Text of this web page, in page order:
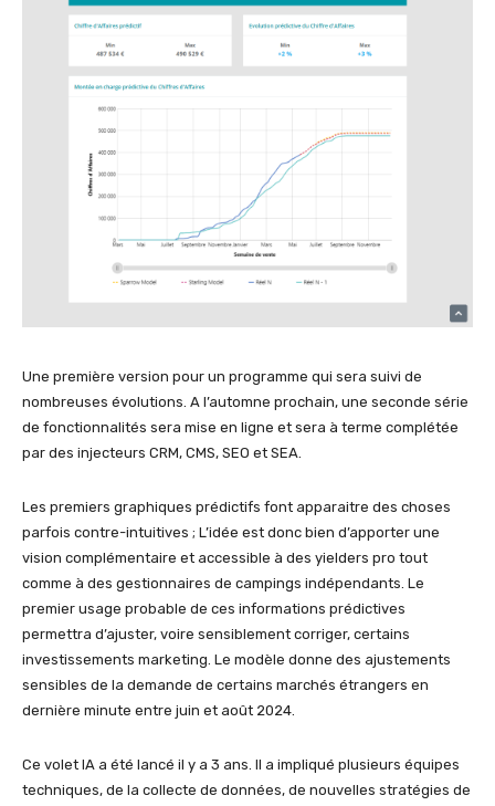
Une première version pour un programme qui sera suivi de
nombreuses évolutions. A l’automne prochain, une seconde série
de fonctionnalités sera mise en ligne et sera à terme complétée
par des injecteurs CRM, CMS, SEO et SEA.
Les premiers graphiques prédictifs font apparaitre des choses
parfois contre-intuitives ; L’idée est donc bien d’apporter une
vision complémentaire et accessible à des yielders pro tout
comme à des gestionnaires de campings indépendants. Le
premier usage probable de ces informations prédictives
permettra d’ajuster, voire sensiblement corriger, certains
investissements marketing. Le modèle donne des ajustements
sensibles de la demande de certains marchés étrangers en
dernière minute entre juin et août 2024.
Ce volet IA a été lancé il y a 3 ans. Il a impliqué plusieurs équipes
techniques, de la collecte de données, de nouvelles stratégies de